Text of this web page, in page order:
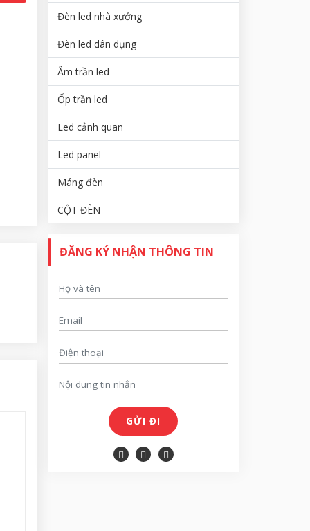
Đèn led nhà xưởng
Đèn led dân dụng
Âm trần led
Ốp trần led
Led cảnh quan
Led panel
Máng đèn
CỘT ĐÈN
ĐĂNG KÝ NHẬN THÔNG TIN
GỬI ĐI